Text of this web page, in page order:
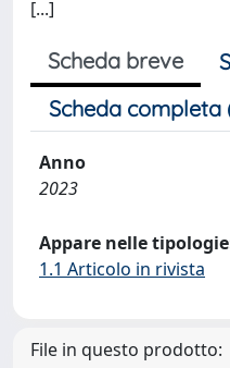
[...]
Scheda breve
Scheda completa
Anno
2023
Appare nelle
1.1 Articolo in rivista
File in questo prodotto: